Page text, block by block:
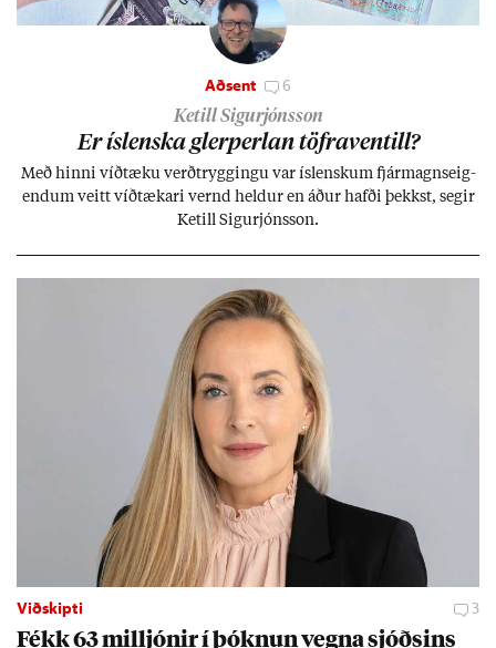
Aðsent 6
Ketill Sigurjónsson
Er ís­lenska glerperl­an töfra­ventill?
Með hinni víð­tæku verð­trygg­ingu var ís­lensk­um fjár­magns­eig­
end­um veitt víð­tæk­ari vernd held­ur en áð­ur hafði þekkst, seg­ir
Ketill Sig­ur­jóns­son.
Viðskipti 3
Fékk 63 millj­ón­ir í þókn­un vegna sjóðs­ins